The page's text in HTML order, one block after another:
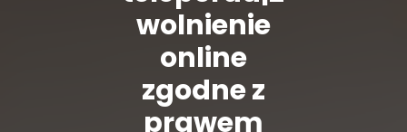
wolnienie
online
zgodne z
prawem